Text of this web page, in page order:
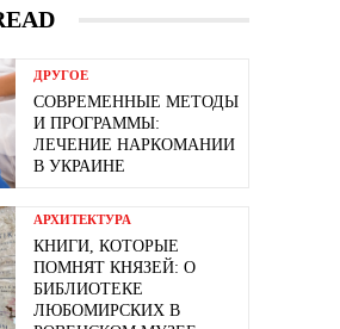
ДРУГОЕ
СОВРЕМЕННЫЕ МЕТОДЫ
И ПРОГРАММЫ:
ЛЕЧЕНИЕ НАРКОМАНИИ
В УКРАИНЕ
АРХИТЕКТУРА
КНИГИ, КОТОРЫЕ
ПОМНЯТ КНЯЗЕЙ: О
БИБЛИОТЕКЕ
ЛЮБОМИРСКИХ В